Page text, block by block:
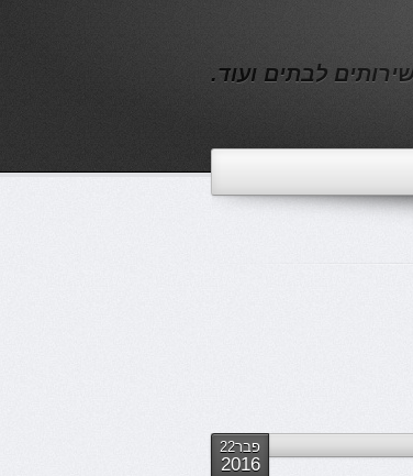
פבר22
2016